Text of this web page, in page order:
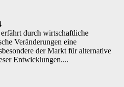
durch wirtschaftliche
Veränderungen eine
der Markt für alternative
Entwicklungen....